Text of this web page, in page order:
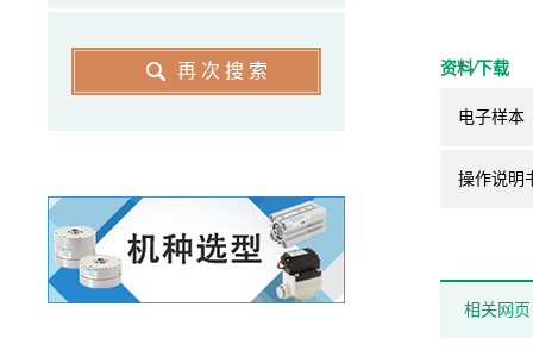
资料⁄下载
电子样本
操作说明
相关网页
再次搜索